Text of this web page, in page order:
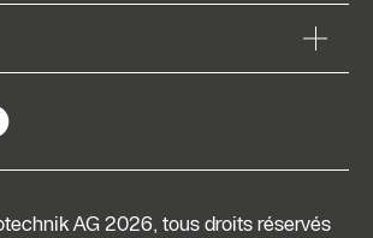
AG 2026, tous droits réservés